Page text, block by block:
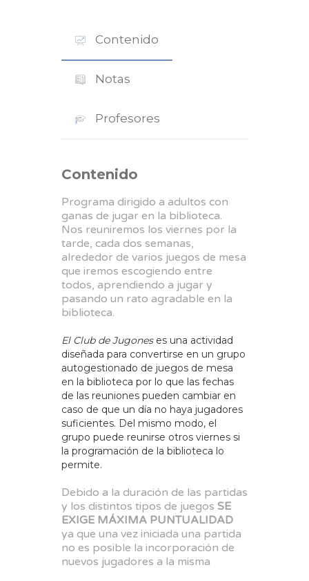
Contenido
Notas
Profesores
Contenido
Programa dirigido a adultos con
ganas de jugar en la biblioteca.
Nos reuniremos los viernes por la
tarde, cada dos semanas,
alrededor de varios juegos de mesa
que iremos escogiendo entre
todos, aprendiendo a jugar y
pasando un rato agradable en la
biblioteca.
El Club de Jugoneses una actividad
diseñada para convertirse en un grupo
autogestionado de juegos de mesa
en la biblioteca por lo que las fechas
de las reuniones pueden cambiar en
caso de que un día no haya jugadores
suficientes. Del mismo modo, el
grupo puede reunirse otros viernes si
la programación de la biblioteca lo
permite.
Debido a la duración de las partidas
y los distintos tipos de juegos SE
EXIGE MÁXIMA PUNTUALIDAD
ya que una vez iniciada una partida
no es posible la incorporación de
nuevos jugadores a la misma